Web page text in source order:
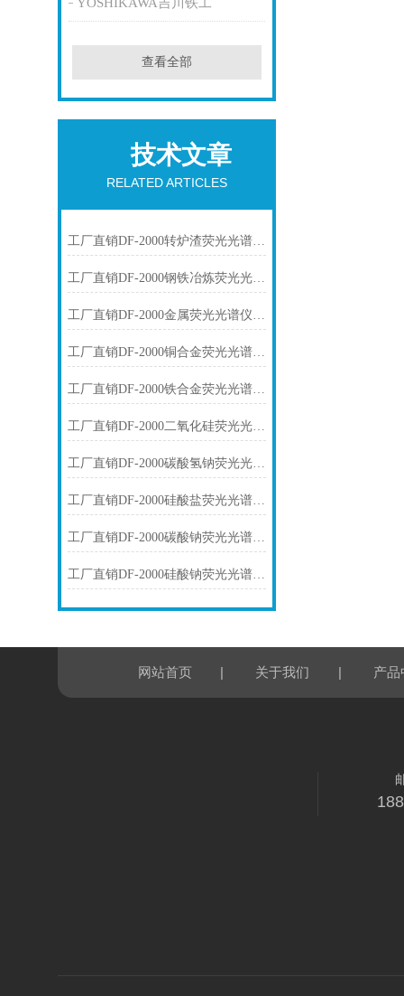
查看全部
技术文章
RELATED ARTICLES
工厂直销DF-2000转炉渣荧光光谱仪技术参数
工厂直销DF-2000钢铁冶炼荧光光谱仪技术参数
工厂直销DF-2000金属荧光光谱仪技术参数
工厂直销DF-2000铜合金荧光光谱仪技术参数
工厂直销DF-2000铁合金荧光光谱仪技术参数
工厂直销DF-2000二氧化硅荧光光谱仪技术参数
工厂直销DF-2000碳酸氢钠荧光光谱仪技术参数
工厂直销DF-2000硅酸盐荧光光谱仪技术参数
工厂直销DF-2000碳酸钠荧光光谱仪技术参数
工厂直销DF-2000硅酸钠荧光光谱仪技术参数
网站首页 | 关于我们 | 产品